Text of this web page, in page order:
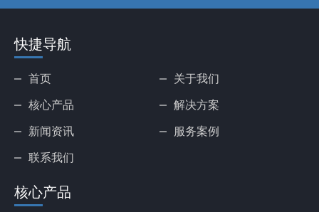
快捷导航
首页
关于我们
核心产品
解决方案
新闻资讯
服务案例
联系我们
核心产品